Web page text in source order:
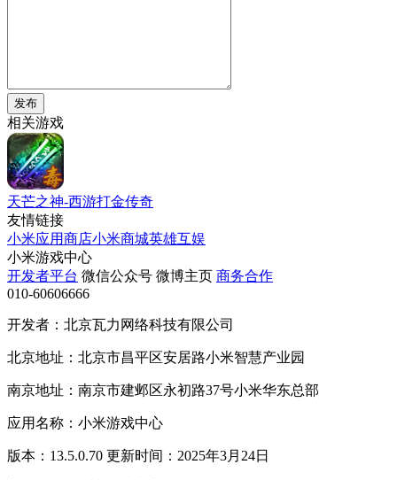
发布
相关游戏
天芒之神-西游打金传奇
友情链接
小米应用商店小米商城英雄互娱
小米游戏中心
开发者平台 微信公众号 微博主页 商务合作
010-60606666
开发者：北京瓦力网络科技有限公司
北京地址：北京市昌平区安居路小米智慧产业园
南京地址：南京市建邺区永初路37号小米华东总部
应用名称：小米游戏中心
版本：13.5.0.70 更新时间：2025年3月24日